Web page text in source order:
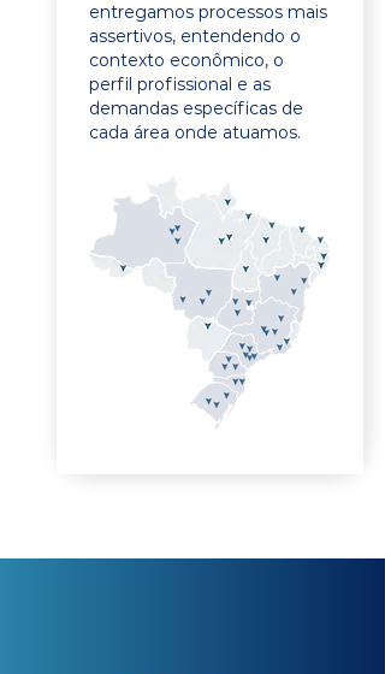
entregamos processos mais
assertivos, entendendo o
contexto econômico, o
perfil profissional e as
demandas específicas de
cada área onde atuamos.